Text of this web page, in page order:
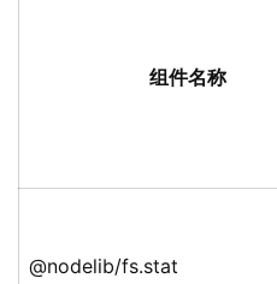
组件名称
@nodelib/fs.stat